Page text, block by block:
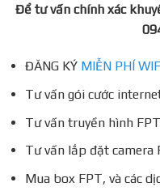
Để tư vấn chính xác
ĐĂNG KÝ MIỄN PHÍ
Tư vấn gói cước
Tư vấn truyền hình FPT
Tư vấn lắp đặt camera
Mua box FPT, và các